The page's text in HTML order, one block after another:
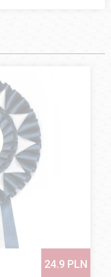
24.9 PLN